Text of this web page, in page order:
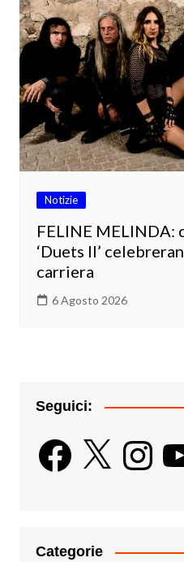
Notizie
FELINE MELINDA:
‘Duets II’
carriera
6 Agosto 2026
Seguici:
Facebook
X Instagram
Categorie